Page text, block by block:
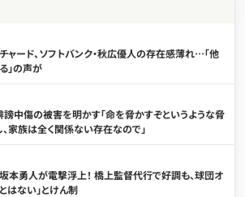
ャード、ソフトバンク・秋広優人の存在感薄れ…「他
」の声が
中傷の被害を明かす「命を脅かすぞというような脅
、家族は全く関係ない存在なので」
本勇人が電撃浮上！ 橋上監督代行で好調も、球団オ
はない」とけん制